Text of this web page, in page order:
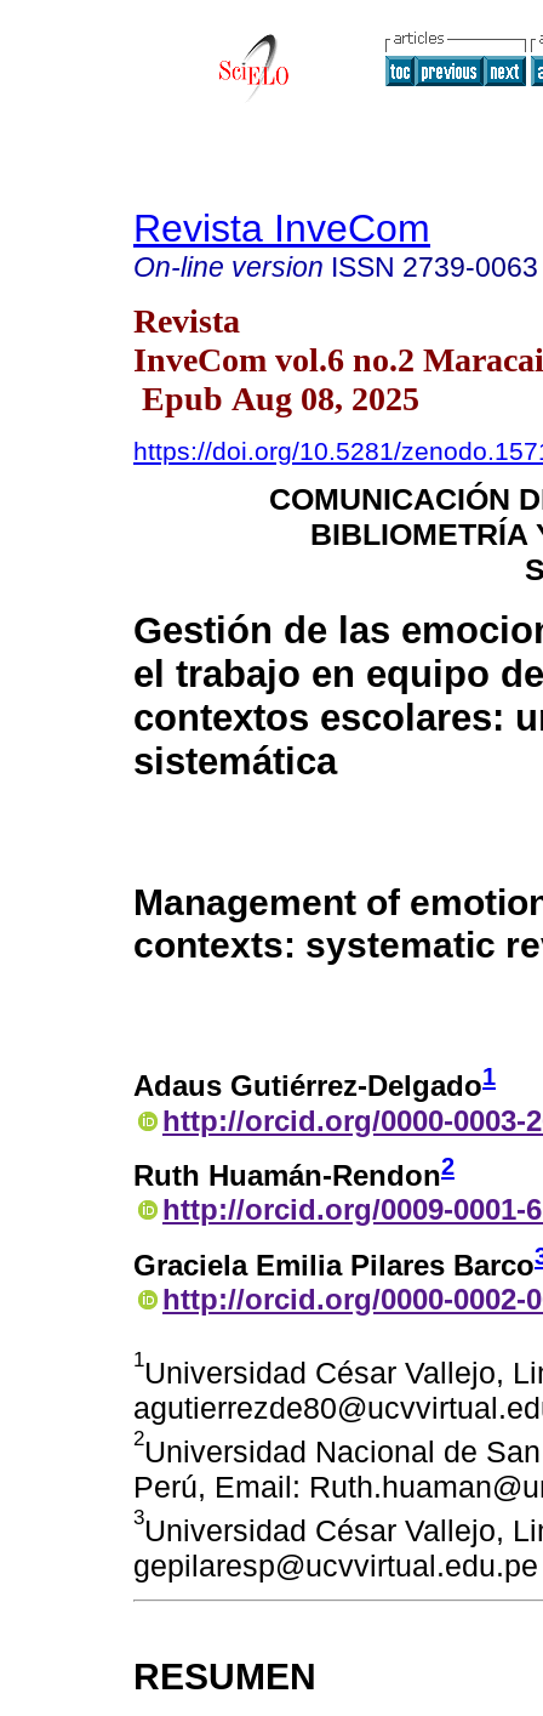
Revista InveCom
On-line version ISSN 2739-0063
Revista
InveCom vol.6 no.2
Epub Aug 08, 2025
https://doi.org/10.5281/
COMUNICACIÓN
BIBLIOMETRÍA
Gestión de las
el trabajo en equipo
contextos escolares:
sistemática
Management of
contexts: systematic
Adaus Gutiérrez-Delgado1
http://orcid.org/0000-0003-
Ruth Huamán-Rendon2
http://orcid.org/0009-0001-
Graciela Emilia Pilares Barco
http://orcid.org/0000-0002-
1Universidad César Vallejo,
2Universidad Nacional de
Perú, Email:
3Universidad César Vallejo,
gepilaresp@ucvvirtual.edu.pe
RESUMEN